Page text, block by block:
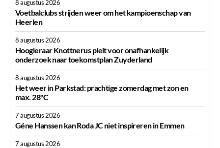
8 augustus 2026
Voetbalclubs strijden weer om het kampioenschap van
Heerlen
8 augustus 2026
Hoogleraar Knottnerus pleit voor onafhankelijk
onderzoek naar toekomstplan Zuyderland
8 augustus 2026
Het weer in Parkstad: prachtige zomerdag met zon en
max. 28°C
7 augustus 2026
Géne Hanssen kan Roda JC niet inspireren in Emmen
7 augustus 2026